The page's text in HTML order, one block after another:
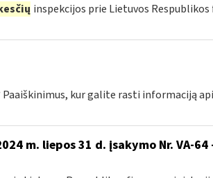
inspekcijos prie Lietuvos Respublikos
Paaiškinimus, kur galite rasti informaciją
m. liepos 31 d. įsakymo Nr. VA-64